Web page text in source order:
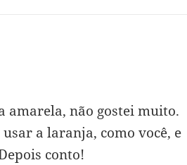
amarela, não gostei muito.
a laranja, como você, e
conto!